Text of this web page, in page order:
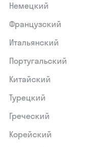
Немецкий
Французский
Итальянский
Португальский
Китайский
Турецкий
Греческий
Корейский